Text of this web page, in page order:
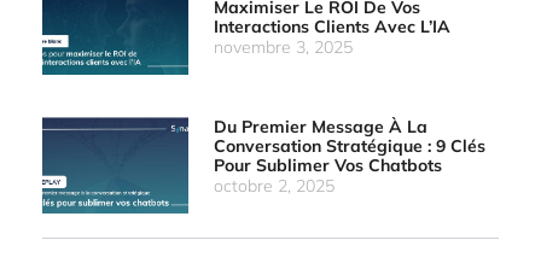
Maximiser Le ROI De Vos
Interactions Clients Avec L’IA
novembre 3, 2025
Du Premier Message À La
Conversation Stratégique : 9 Clés
Pour Sublimer Vos Chatbots
octobre 2, 2025